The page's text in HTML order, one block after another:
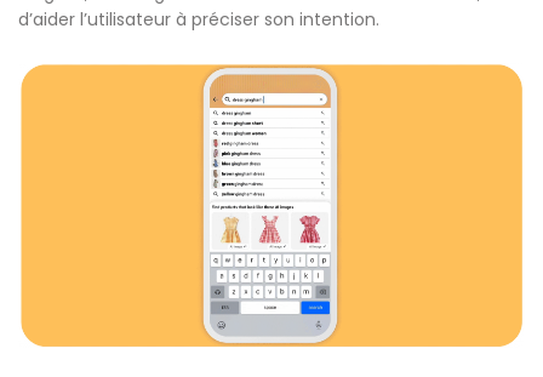
d’aider l’utilisateur à préciser son intention.